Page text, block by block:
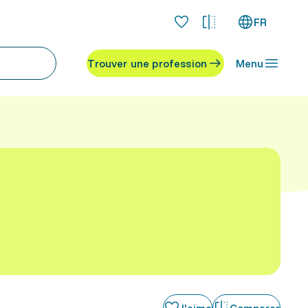
FR
Trouver une profession Menu